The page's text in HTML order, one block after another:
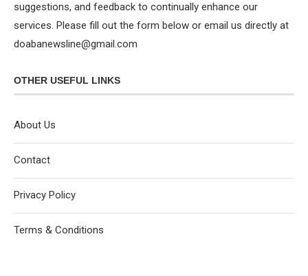
suggestions, and feedback to continually enhance our
services. Please fill out the form below or email us directly at
doabanewsline@gmail.com
OTHER USEFUL LINKS
About Us
Contact
Privacy Policy
Terms & Conditions